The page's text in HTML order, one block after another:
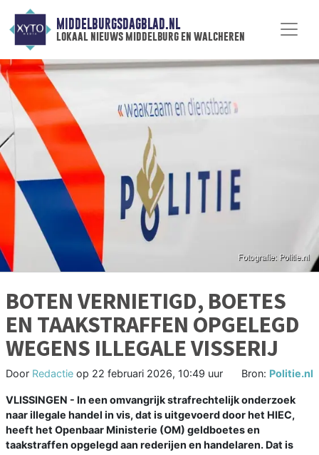
MIDDELBURGSDAGBLAD.NL
lokaal nieuws middelburg en walcheren
BOTEN VERNIETIGD, BOETES
EN TAAKSTRAFFEN OPGELEGD
WEGENS ILLEGALE VISSERIJ
Door Redactie op 22 februari 2026, 10:49 uur Bron: Politie.nl
VLISSINGEN - In een omvangrijk strafrechtelijk onderzoek
naar illegale handel in vis, dat is uitgevoerd door het HIEC,
heeft het Openbaar Ministerie (OM) geldboetes en
taakstraffen opgelegd aan rederijen en handelaren. Dat is